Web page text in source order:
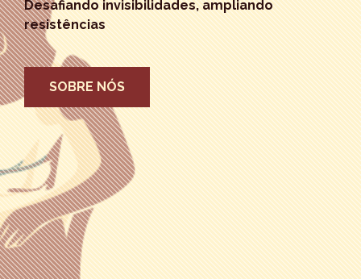
Desafiando invisibilidades, ampliando
resistências
SOBRE NÓS